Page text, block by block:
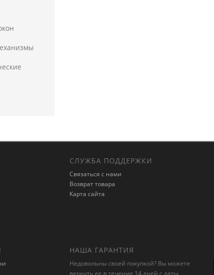
СЛУЖБА ПОДДЕРЖКИ
Связаться с нами
Возврат товара
Карта сайта
НАША ГАРАНТИЯ
Недовольны своей покупкой? Вы можете
вернуть ее в течение 14 дней с даты